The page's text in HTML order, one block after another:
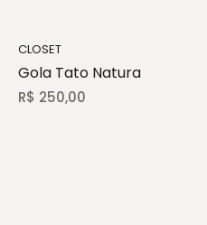
CLOSET
Gola Tato Natura
R$ 250,00